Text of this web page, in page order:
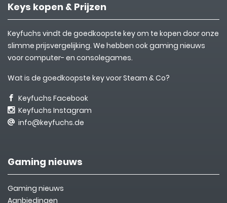
Keys kopen & Prijzen
Keyfuchs vindt de goedkoopste key om te kopen door onze
slimme prijsvergelijking. We hebben ook gaming nieuws
voor computer- en consolegames.
Wat is de goedkoopste key voor Steam & Co?
Keyfuchs Facebook
Keyfuchs Instagram
info@keyfuchs.de
Gaming nieuws
Gaming nieuws
Aanbiedingen